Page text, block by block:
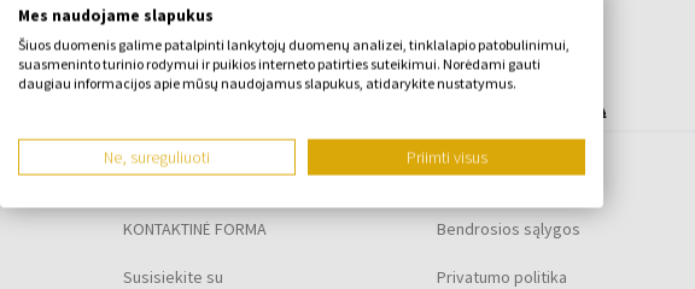
Apie mus
KONTAKTINĖ FORMA
Susisiekite su
VISKAS APIE PIRKIMĄ
Lojalumo programa
Bendrosios sąlygos
Privatumo politika
Mes naudojame slapukus
Šiuos duomenis galime patalpinti lankytojų duomenų analizei, tinklalapio patobulinimui,
suasmeninto turinio rodymui ir puikios interneto patirties suteikimui. Norėdami gauti
daugiau informacijos apie mūsų naudojamus slapukus, atidarykite nustatymus.
Ne, sureguliuoti Priimti visus